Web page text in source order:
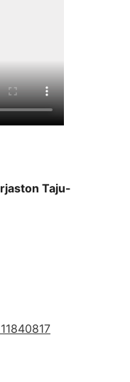
Taju-